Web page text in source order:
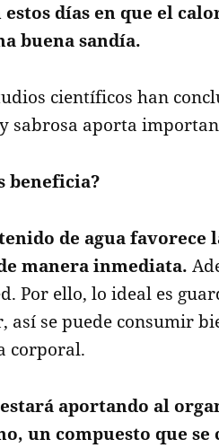
días en que el
buena sandía.
científicos han
sabrosa aporta
beneficia?
de agua
manera inmediata.
Por ello, lo ideal es
así se puede consumir
corporal.
aportando al
un compuesto que